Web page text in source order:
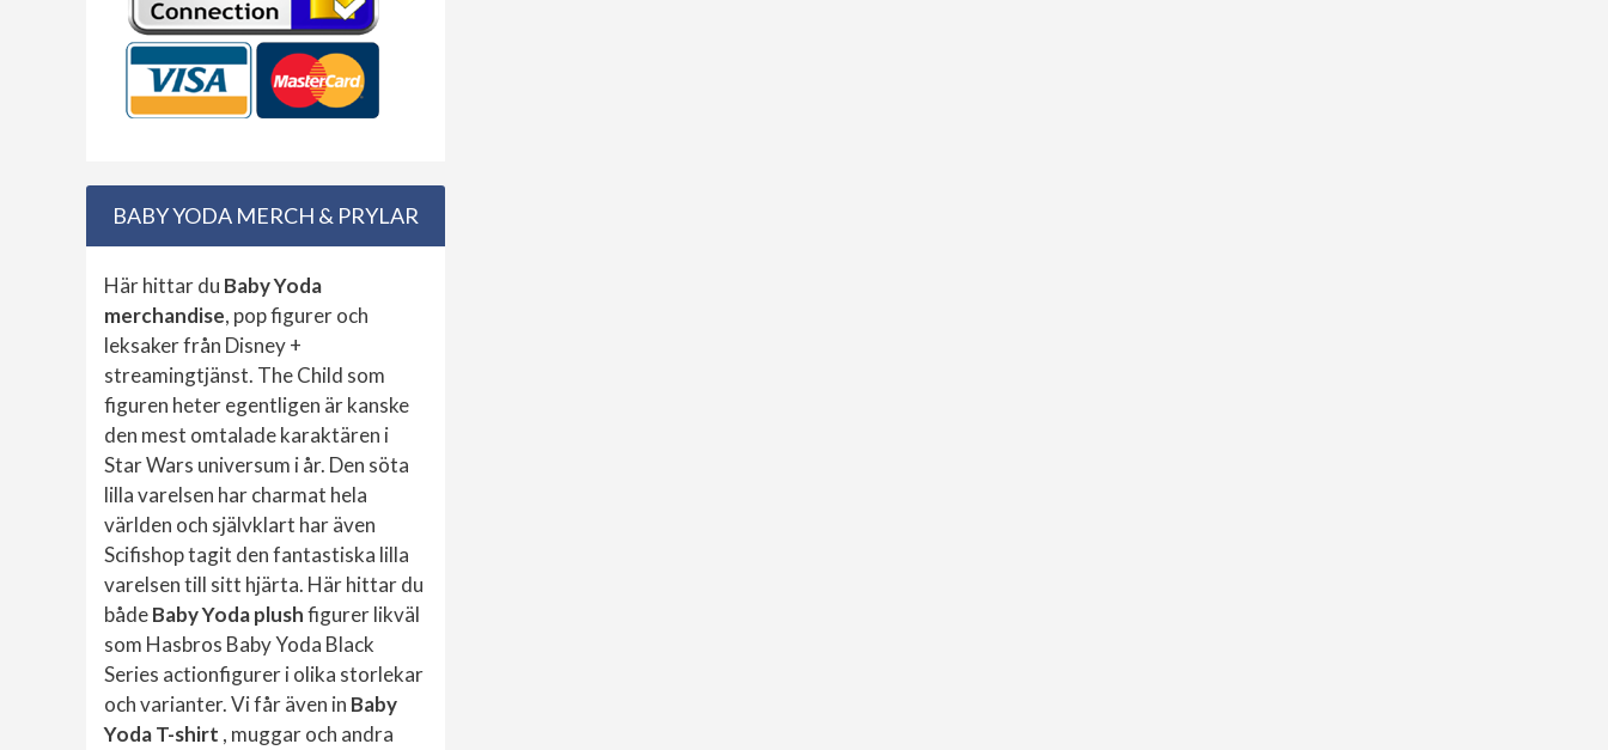
BABY YODA MERCH & PRYLAR
Här hittar du Baby Yoda
merchandise, pop figurer och
leksaker från Disney +
streamingtjänst. The Child som
figuren heter egentligen är kanske
den mest omtalade karaktären i
Star Wars universum i år. Den söta
lilla varelsen har charmat hela
världen och självklart har även
Scifishop tagit den fantastiska lilla
varelsen till sitt hjärta. Här hittar du
bådeBaby Yoda plushfigurer likväl
som Hasbros Baby Yoda Black
Series actionfigurer i olika storlekar
och varianter. Vi får även in Baby
Yoda T-shirt , muggar och andra